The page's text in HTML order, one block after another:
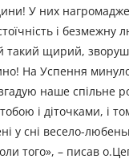
У них
і
такий щирий,
На Успення
наше спільне
і діточками, і
у сні весело-
того», – писав